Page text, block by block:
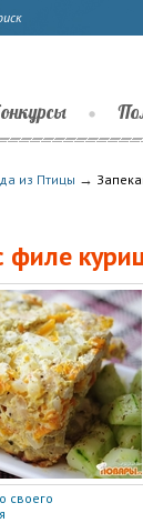
из Птицы →
филе
своего